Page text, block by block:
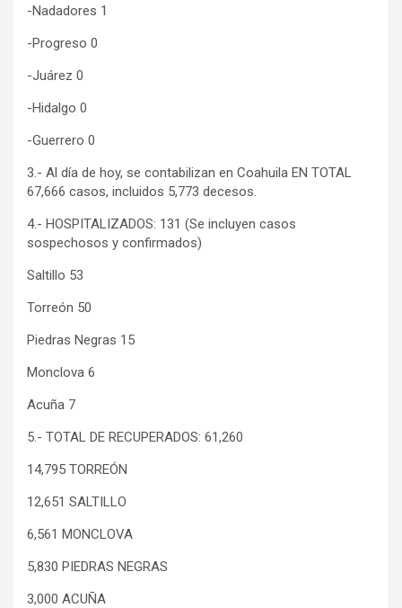
-Nadadores 1
-Progreso 0
-Juárez 0
-Hidalgo 0
-Guerrero 0
3.- Al día de hoy, se contabilizan en Coahuila EN TOTAL
67,666 casos, incluidos 5,773 decesos.
4.- HOSPITALIZADOS: 131 (Se incluyen casos
sospechosos y confirmados)
Saltillo 53
Torreón 50
Piedras Negras 15
Monclova 6
Acuña 7
5.- TOTAL DE RECUPERADOS: 61,260
14,795 TORREÓN
12,651 SALTILLO
6,561 MONCLOVA
5,830 PIEDRAS NEGRAS
3,000 ACUÑA